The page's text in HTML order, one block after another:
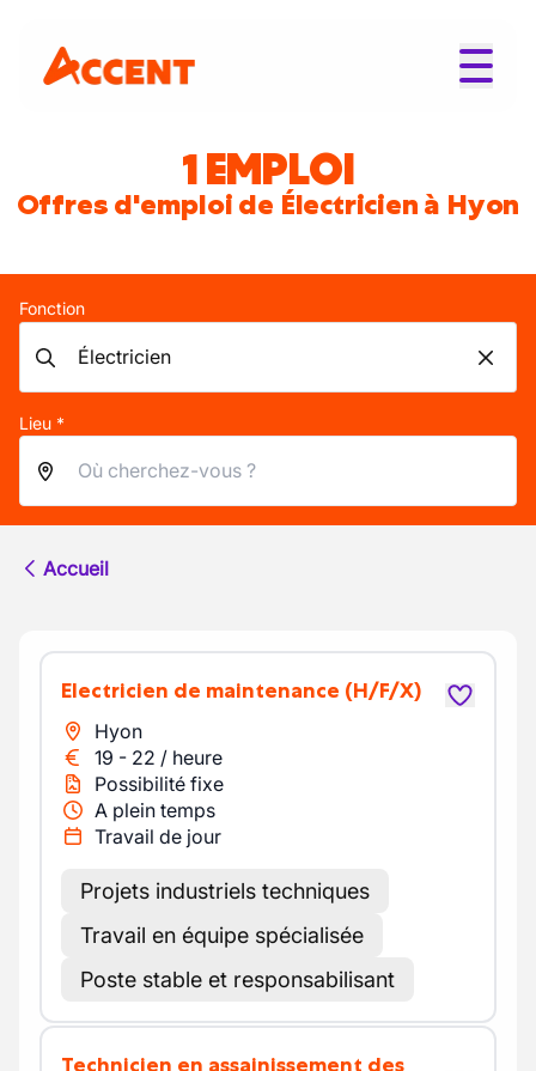
1 EMPLOI
Offres d'emploi de Électricien à Hyon
Fonction
Lieu *
Accueil
Electricien de maintenance (H/F/X)
Hyon
19 - 22 / heure
Possibilité fixe
A plein temps
Travail de jour
Projets industriels techniques
Travail en équipe spécialisée
Poste stable et responsabilisant
Technicien en assainissement des